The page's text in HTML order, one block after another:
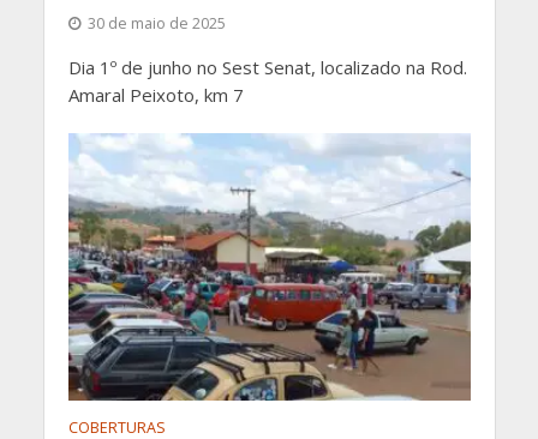
30 de maio de 2025
Dia 1º de junho no Sest Senat, localizado na Rod.
Amaral Peixoto, km 7
COBERTURAS